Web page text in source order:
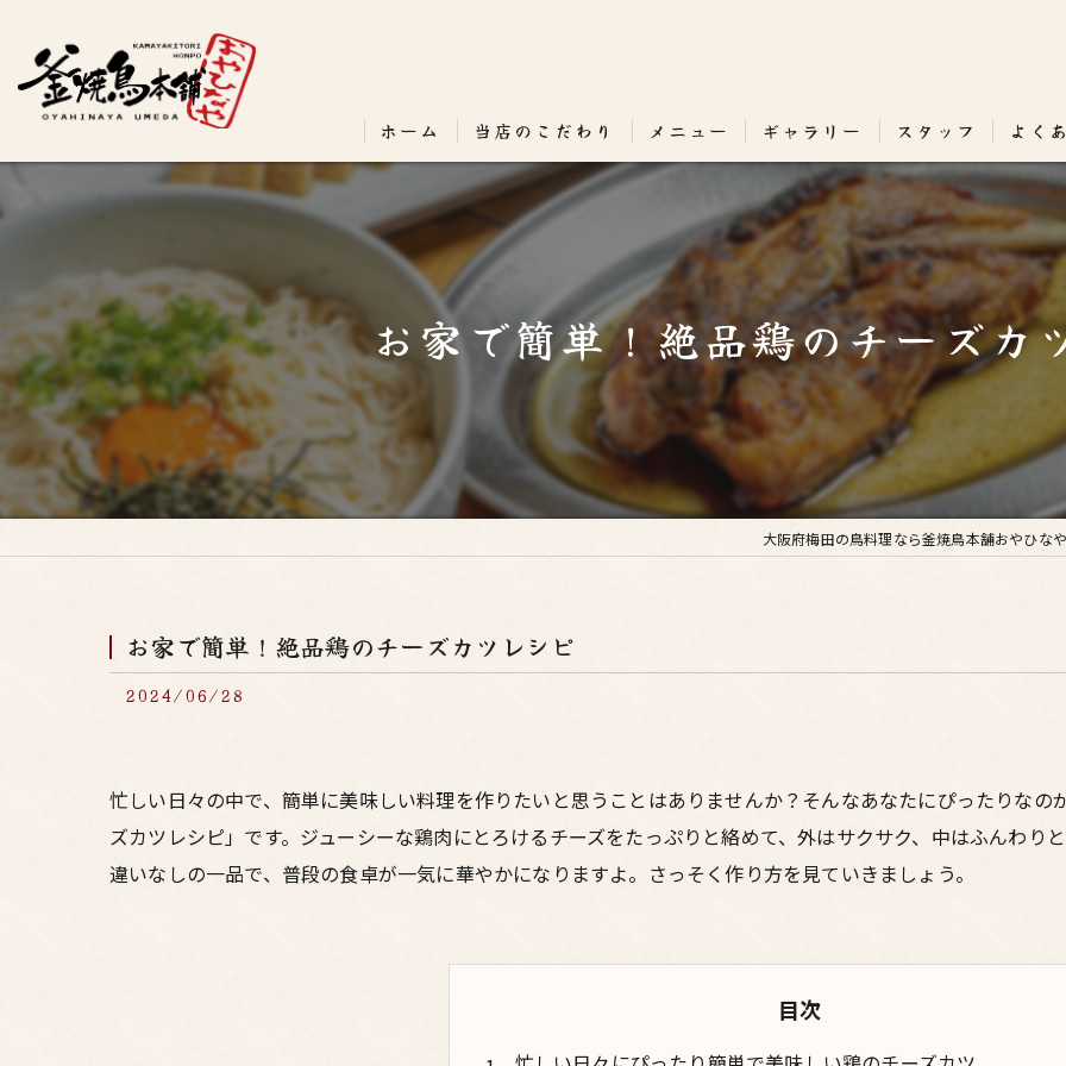
ホーム 当店のこだわり メニュー ギャラリー スタッフ よく
お家で簡単！絶品鶏のチーズカ
大阪府梅田の鳥料理なら釜焼鳥本舗おやひな
お家で簡単！絶品鶏のチーズカツレシピ
2024/06/28
忙しい日々の中で、簡単に美味しい料理を作りたいと思うことはありませんか？そんなあなたにぴったりな
ズカツレシピ」です。ジューシーな鶏肉にとろけるチーズをたっぷりと絡めて、外はサクサク、中はふんわり
違いなしの一品で、普段の食卓が一気に華やかになりますよ。さっそく作り方を見ていきましょう。
目次